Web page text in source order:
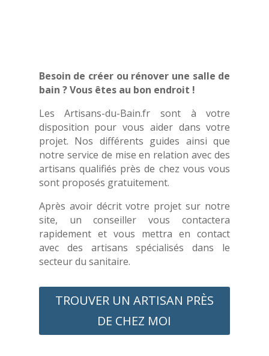
Besoin de créer ou rénover une salle de
bain ? Vous êtes au bon endroit !
Les Artisans-du-Bain.fr sont à votre
disposition pour vous aider dans votre
projet. Nos différents guides ainsi que
notre service de mise en relation avec des
artisans qualifiés près de chez vous vous
sont proposés gratuitement.
Après avoir décrit votre projet sur notre
site, un conseiller vous contactera
rapidement et vous mettra en contact
avec des artisans spécialisés dans le
secteur du sanitaire.
TROUVER UN ARTISAN PRÈS
DE CHEZ MOI